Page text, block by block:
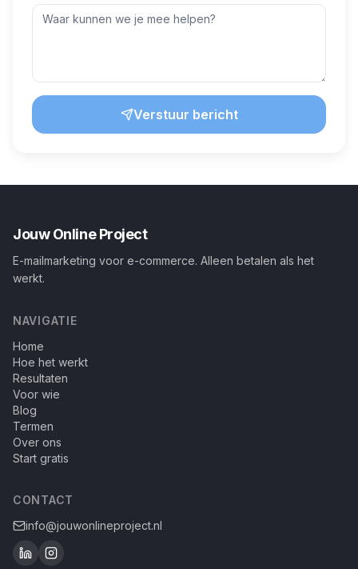
Verstuur bericht
Jouw Online Project
E-mailmarketing voor e-commerce. Alleen betalen als het
werkt.
NAVIGATIE
Home
Hoe het werkt
Resultaten
Voor wie
Blog
Termen
Over ons
Start gratis
CONTACT
info@jouwonlineproject.nl